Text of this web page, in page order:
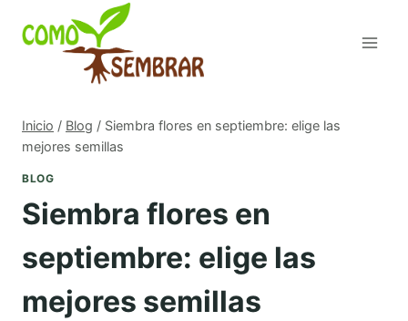
Inicio / Blog / Siembra flores en septiembre: elige las
mejores semillas
BLOG
Siembra flores en
septiembre: elige las
mejores semillas